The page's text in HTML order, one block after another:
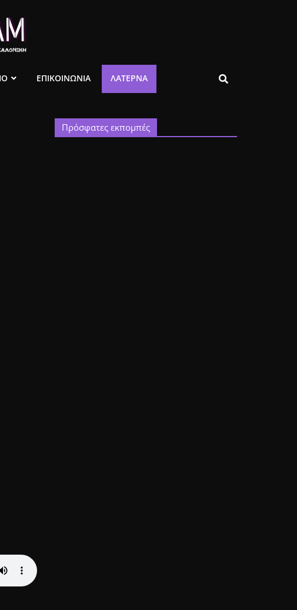
ΕΠΙΚΟΙΝΩΝΙΑ ΛΑΤΈΡΝΑ
Πρόσφατες εκπομπές